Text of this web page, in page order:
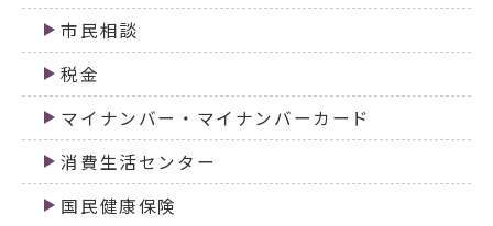
市民相談
税金
マイナンバー・マイナンバーカード
消費生活センター
国民健康保険